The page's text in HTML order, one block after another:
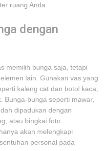
ruang Anda.
dengan
memilih bunga saja, tetapi
lain. Gunakan vas yang
kaleng cat dan botol kaca,
Bunga-bunga seperti mawar,
dipadukan dengan
atau bingkai foto.
akan melengkapi
personal pada